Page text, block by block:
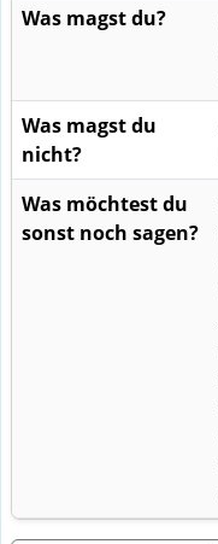
Was magst du?
Was magst du
nicht?
Was möchtest du
sonst noch sagen?